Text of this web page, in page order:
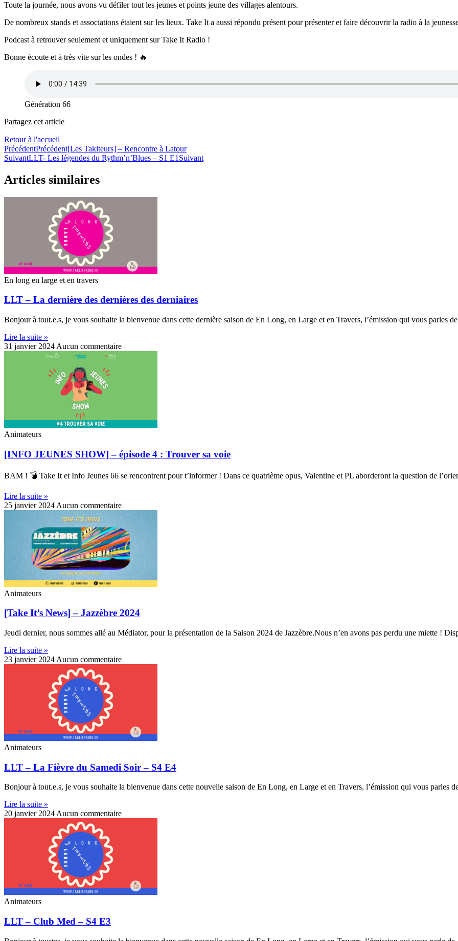
Toute la journée, nous avons vu défiler tout les jeunes et points jeune des villages alentours.
De nombreux stands et associations étaient sur les lieux. Take It a aussi répondu présent pour présenter et faire découvrir la radio à la
Podcast à retrouver seulement et uniquement sur Take It Radio !
Bonne écoute et à très vite sur les ondes ! 🔥
Génération 66
Partagez cet article
Retour à l'accueil
PrécédentPrécédent[Les Takiteurs] – Rencontre à Latour
SuivantLLT- Les légendes du Rythm’n’Blues – S1 E1 Suivant
Articles similaires
En long en large et en travers
LLT – La dernière des dernières des derniaires
Bonjour à tout.e.s, je vous souhaite la bienvenue dans cette dernière saison de En Long, en Large et en Travers, l’émission qui vous parles de
Lire la suite »
31 janvier 2024 Aucun commentaire
Animateurs
[INFO JEUNES SHOW] – épisode 4 : Trouver sa voie
BAM ! 💣 Take It et Info Jeunes 66 se rencontrent pour t’informer ! Dans ce quatrième opus, Valentine et PL aborderont la question de
Lire la suite »
25 janvier 2024 Aucun commentaire
Animateurs
[Take It’s News] – Jazzèbre 2024
Jeudi dernier, nous sommes allé au Médiator, pour la présentation de la Saison 2024 de Jazzèbre.Nous n’en avons pas perdu une miette !
Lire la suite »
23 janvier 2024 Aucun commentaire
Animateurs
LLT – La Fièvre du Samedi Soir – S4 E4
Bonjour à tout.e.s, je vous souhaite la bienvenue dans cette nouvelle saison de En Long, en Large et en Travers, l’émission qui vous parles
Lire la suite »
20 janvier 2024 Aucun commentaire
Animateurs
LLT – Club Med – S4 E3